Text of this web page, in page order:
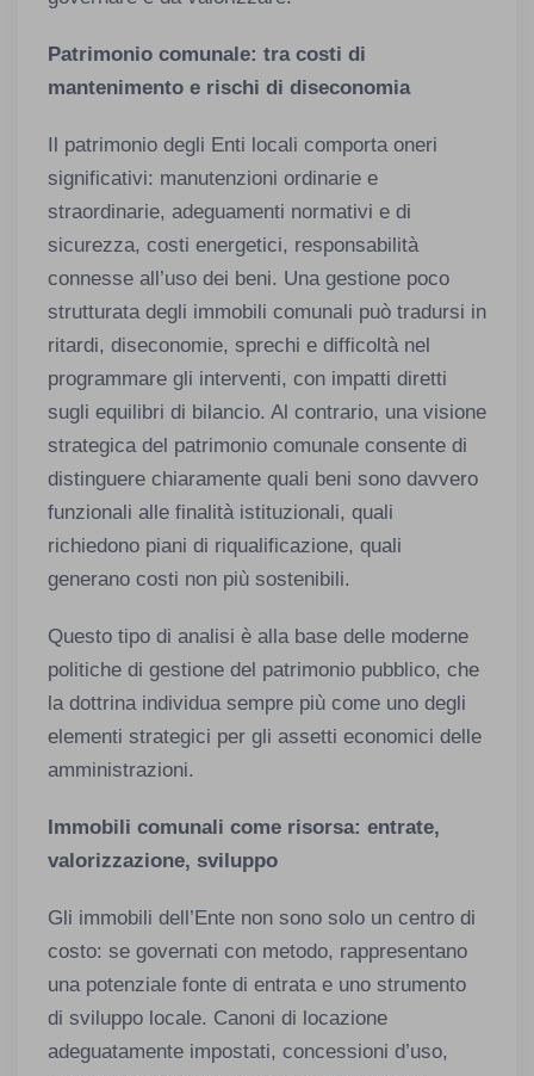
Patrimonio comunale: tra costi di
mantenimento e rischi di diseconomia
Il patrimonio degli Enti locali comporta oneri
significativi: manutenzioni ordinarie e
straordinarie, adeguamenti normativi e di
sicurezza, costi energetici, responsabilità
connesse all’uso dei beni. Una gestione poco
strutturata degli immobili comunali può tradursi in
ritardi, diseconomie, sprechi e difficoltà nel
programmare gli interventi, con impatti diretti
sugli equilibri di bilancio. Al contrario, una visione
strategica del patrimonio comunale consente di
distinguere chiaramente quali beni sono davvero
funzionali alle finalità istituzionali, quali
richiedono piani di riqualificazione, quali
generano costi non più sostenibili.
Questo tipo di analisi è alla base delle moderne
politiche di gestione del patrimonio pubblico, che
la dottrina individua sempre più come uno degli
elementi strategici per gli assetti economici delle
amministrazioni.
Immobili comunali come risorsa: entrate,
valorizzazione, sviluppo
Gli immobili dell’Ente non sono solo un centro di
costo: se governati con metodo, rappresentano
una potenziale fonte di entrata e uno strumento
di sviluppo locale. Canoni di locazione
adeguatamente impostati, concessioni d’uso,